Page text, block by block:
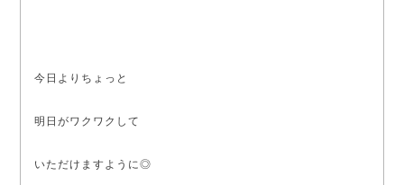
今日よりちょっと
明日がワクワクして
いただけますように◎